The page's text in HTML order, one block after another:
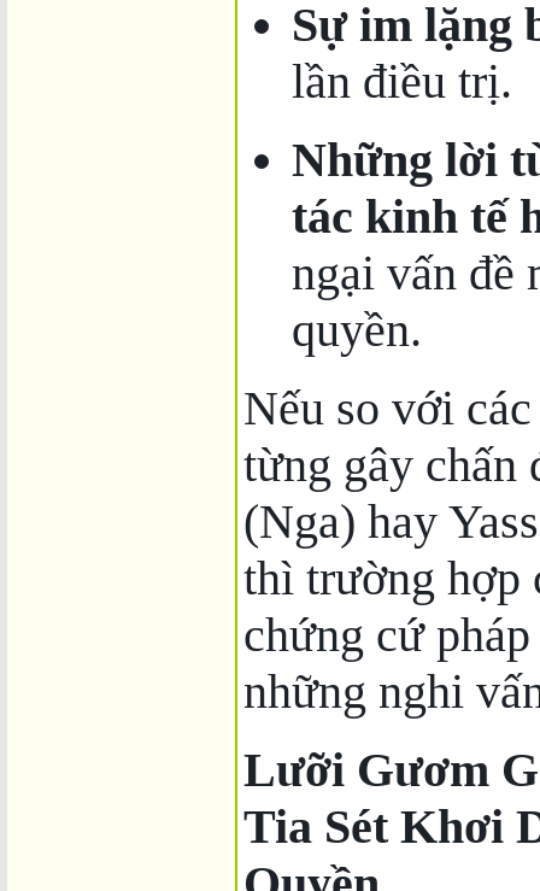
Sự im lặng
lần điều trị.
Những lời
tác kinh tế
ngại vấn đề
quyền.
Nếu so với
từng gây
(Nga) hay
thì trường hợp
chứng cứ
những nghi
Lưỡi Gươm
Tia Sét Khơi